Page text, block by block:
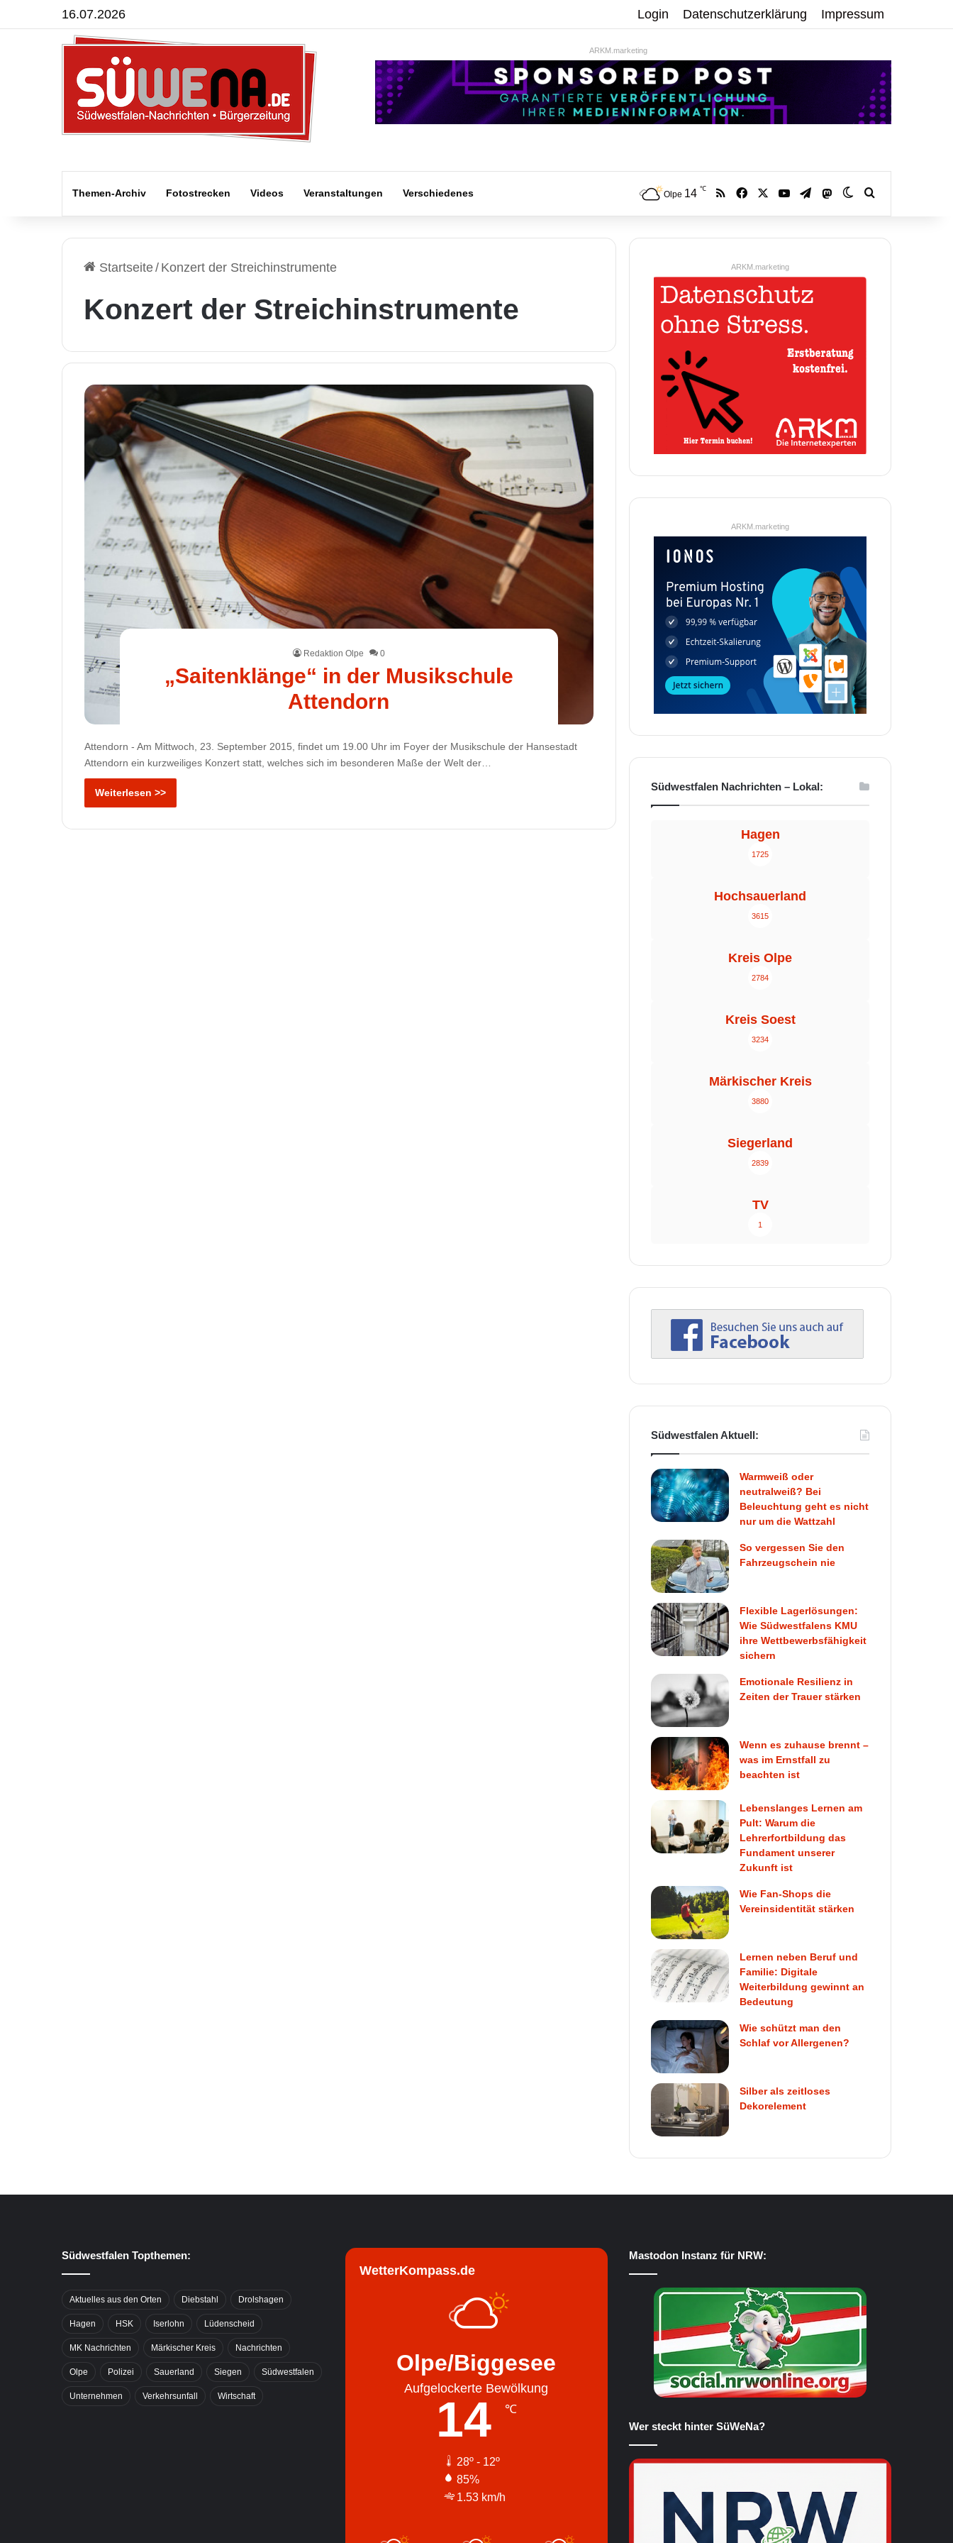
16.07.2026 Login Datenschutzerklärung Impressum
ARKM.marketing
Themen-Archiv Fotostrecken Videos Veranstaltungen Verschiedenes Olpe 14 ℃ RSS Facebook YouTubeTelegramMastodonSkin umschalten
Startseite/ Konzert der Streichinstrumente
Konzert der Streichinstrumente
Redaktion Olpe 0
„Saitenklänge“ in der Musikschule
Attendorn
Attendorn - Am Mittwoch, 23. September 2015, findet um 19.00 Uhr im Foyer der Musikschule der Hansestadt
Attendorn ein kurzweiliges Konzert statt, welches sich im besonderen Maße der Welt der…
Weiterlesen >>
ARKM.marketing
ARKM.marketing
Südwestfalen Nachrichten – Lokal:
Hagen
1725
Hochsauerland
3615
Kreis Olpe
2784
Kreis Soest
3234
Märkischer Kreis
3880
Siegerland
2839
TV
1
Südwestfalen Aktuell:
Warmweiß oder
neutralweiß? Bei
Beleuchtung geht es nicht
nur um die Wattzahl
So vergessen Sie den
Fahrzeugschein nie
Flexible Lagerlösungen:
Wie Südwestfalens KMU
ihre Wettbewerbsfähigkeit
sichern
Emotionale Resilienz in
Zeiten der Trauer stärken
Wenn es zuhause brennt –
was im Ernstfall zu
beachten ist
Lebenslanges Lernen am
Pult: Warum die
Lehrerfortbildung das
Fundament unserer
Zukunft ist
Wie Fan-Shops die
Vereinsidentität stärken
Lernen neben Beruf und
Familie: Digitale
Weiterbildung gewinnt an
Bedeutung
Wie schützt man den
Schlaf vor Allergenen?
Silber als zeitloses
Dekorelement
Südwestfalen Topthemen:
Aktuelles aus den Orten Diebstahl Drolshagen
Hagen HSK Iserlohn Lüdenscheid
MK Nachrichten Märkischer Kreis Nachrichten
Olpe Polizei Sauerland Siegen Südwestfalen
Unternehmen Verkehrsunfall Wirtschaft
WetterKompass.de
Olpe/Biggesee
Aufgelockerte Bewölkung
14 ℃
28º - 12º
85%
1.53 km/h
Mastodon Instanz für NRW:
Wer steckt hinter SüWeNa?